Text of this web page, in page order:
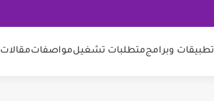
تطبيقات وبرامجمتطلبات تشغيلمواصفاتمقالات